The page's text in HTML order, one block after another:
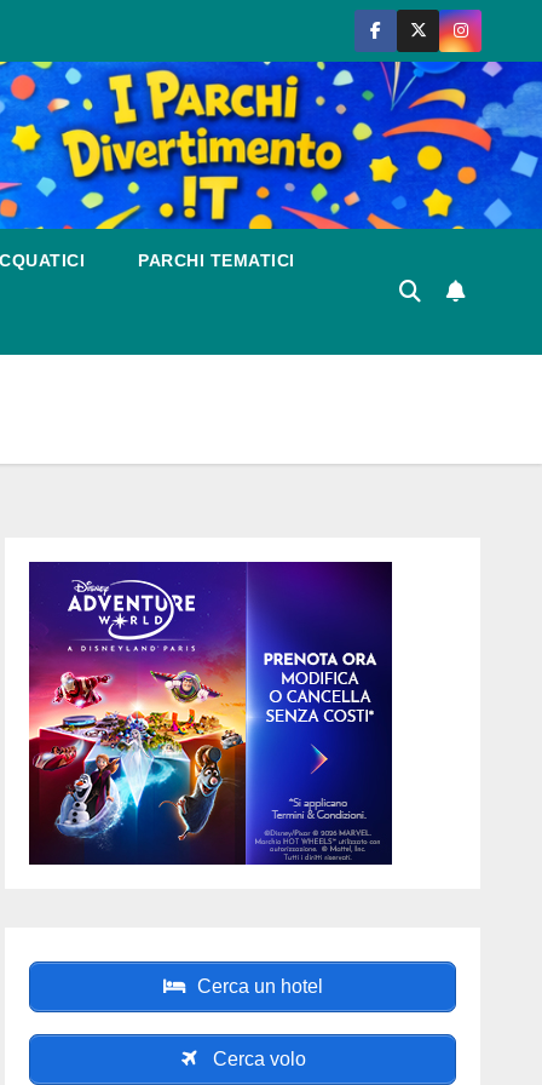
PARCHI TEMATICI
Cerca un hotel
Cerca volo